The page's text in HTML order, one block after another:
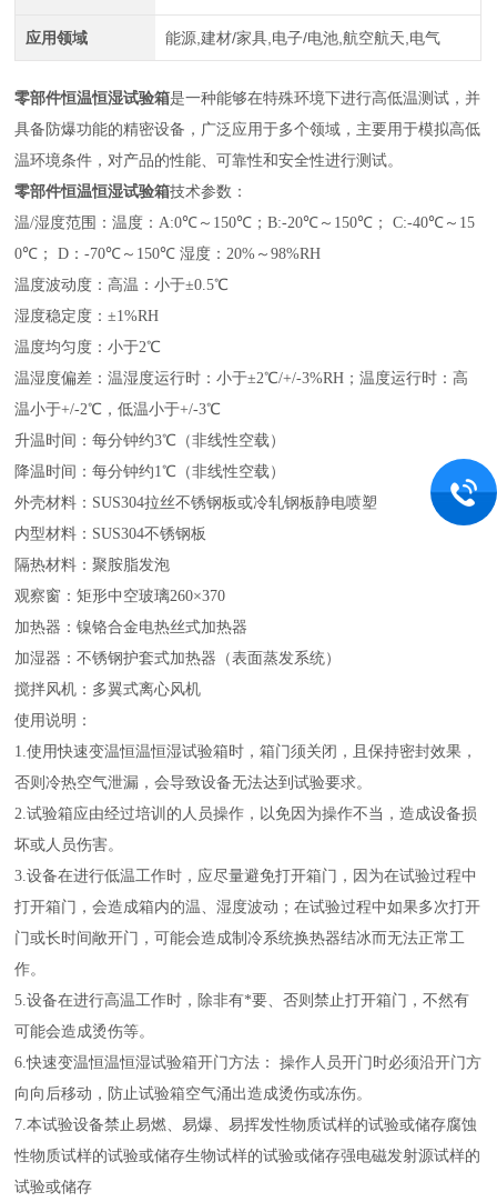
应用领域 能源,建材/家具,电子/电池,航空航天,电气
零部件恒温恒湿试验箱是一种能够在特殊环境下进行高低温测试，并
具备防爆功能的精密设备，广泛应用于多个领域，主要用于模拟高低
温环境条件，对产品的性能、可靠性和安全性进行测试。
零部件恒温恒湿试验箱技术参数：
温/湿度范围：温度：A:0℃～150℃；B:-20℃～150℃； C:-40℃～15
0℃； D：-70℃～150℃ 湿度：20%～98%RH
温度波动度：高温：小于±0.5℃
湿度稳定度：±1%RH
温度均匀度：小于2℃
温湿度偏差：温湿度运行时：小于±2℃/+/-3%RH；温度运行时：高
温小于+/-2℃，低温小于+/-3℃
升温时间：每分钟约3℃（非线性空载）
降温时间：每分钟约1℃（非线性空载）
外壳材料：SUS304拉丝不锈钢板或冷轧钢板静电喷塑
内型材料：SUS304不锈钢板
隔热材料：聚胺脂发泡
观察窗：矩形中空玻璃260×370
加热器：镍铬合金电热丝式加热器
加湿器：不锈钢护套式加热器（表面蒸发系统）
搅拌风机：多翼式离心风机
使用说明：
1.使用快速变温恒温恒湿试验箱时，箱门须关闭，且保持密封效果，
否则冷热空气泄漏，会导致设备无法达到试验要求。
2.试验箱应由经过培训的人员操作，以免因为操作不当，造成设备损
坏或人员伤害。
3.设备在进行低温工作时，应尽量避免打开箱门，因为在试验过程中
打开箱门，会造成箱内的温、湿度波动；在试验过程中如果多次打开
门或长时间敞开门，可能会造成制冷系统换热器结冰而无法正常工
作。
5.设备在进行高温工作时，除非有*要、否则禁止打开箱门，不然有
可能会造成烫伤等。
6.快速变温恒温恒湿试验箱开门方法： 操作人员开门时必须沿开门方
向向后移动，防止试验箱空气涌出造成烫伤或冻伤。
7.本试验设备禁止易燃、易爆、易挥发性物质试样的试验或储存腐蚀
性物质试样的试验或储存生物试样的试验或储存强电磁发射源试样的
试验或储存